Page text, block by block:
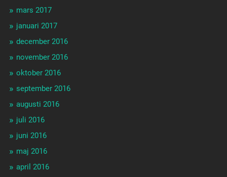
mars 2017
januari 2017
december 2016
november 2016
oktober 2016
september 2016
augusti 2016
juli 2016
juni 2016
maj 2016
april 2016